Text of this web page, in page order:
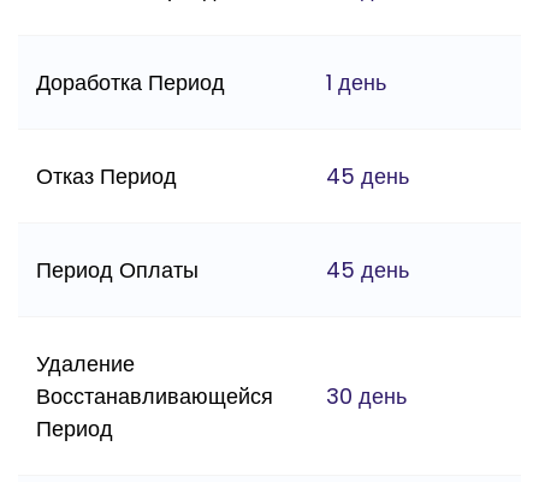
Доработка Период 1 день
Отказ Период 45 день
Период Оплаты 45 день
Удаление
Восстанавливающейся
Период
30 день